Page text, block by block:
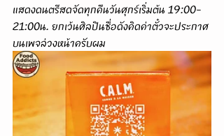
แสดงดนตรีสดจัดทุกคืนวันศุกร์เริ่มต้น 19:00-
21:00น. ยกเว้นศิลปินชื่อดังคิดค่าตั๋วจะประกาศ
บนเพจล่วงหน้าครับผม